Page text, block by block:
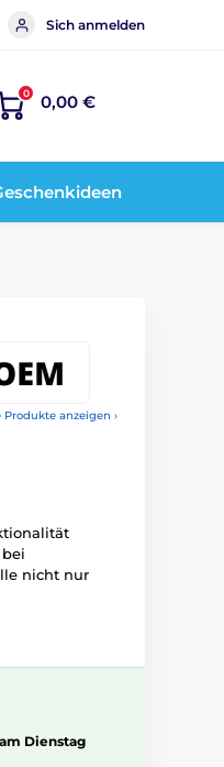
Sich anmelden
0 0,00 €
Produkte anzeigen ›
nicht nur
Dienstag